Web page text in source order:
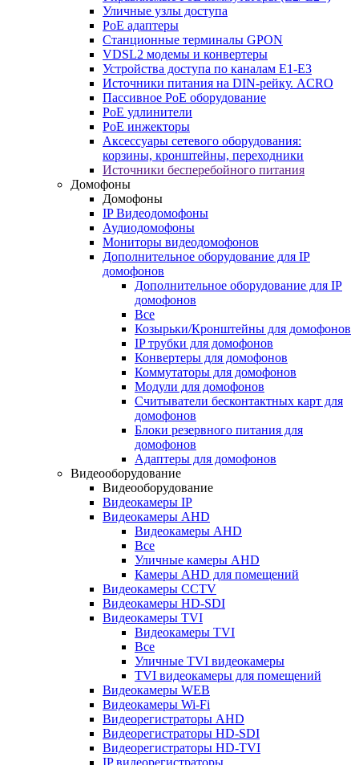
Уличные узлы доступа
PoE адаптеры
Станционные терминалы GPON
VDSL2 модемы и конвертеры
Устройства доступа по каналам E1-E3
Источники питания на DIN-рейку. ACRO
Пассивное PoE оборудование
PoE удлинители
PoE инжекторы
Аксессуары сетевого оборудования:
корзины, кронштейны, переходники
Источники бесперебойного питания
Домофоны
Домофоны
IP Видеодомофоны
Аудиодомофоны
Мониторы видеодомофонов
Дополнительное оборудование для IP
домофонов
Дополнительное оборудование для IP
домофонов
Все
Козырьки/Кронштейны для домофонов
IP трубки для домофонов
Конвертеры для домофонов
Коммутаторы для домофонов
Модули для домофонов
Считыватели бесконтактных карт для
домофонов
Блоки резервного питания для
домофонов
Адаптеры для домофонов
Видеооборудование
Видеооборудование
Видеокамеры IP
Видеокамеры AHD
Видеокамеры AHD
Все
Уличные камеры AHD
Камеры AHD для помещений
Видеокамеры CCTV
Видеокамеры HD-SDI
Видеокамеры TVI
Видеокамеры TVI
Все
Уличные TVI видеокамеры
TVI видеокамеры для помещений
Видеокамеры WEB
Видеокамеры Wi-Fi
Видеорегистраторы AHD
Видеорегистраторы HD-SDI
Видеорегистраторы HD-TVI
IP видеорегистраторы